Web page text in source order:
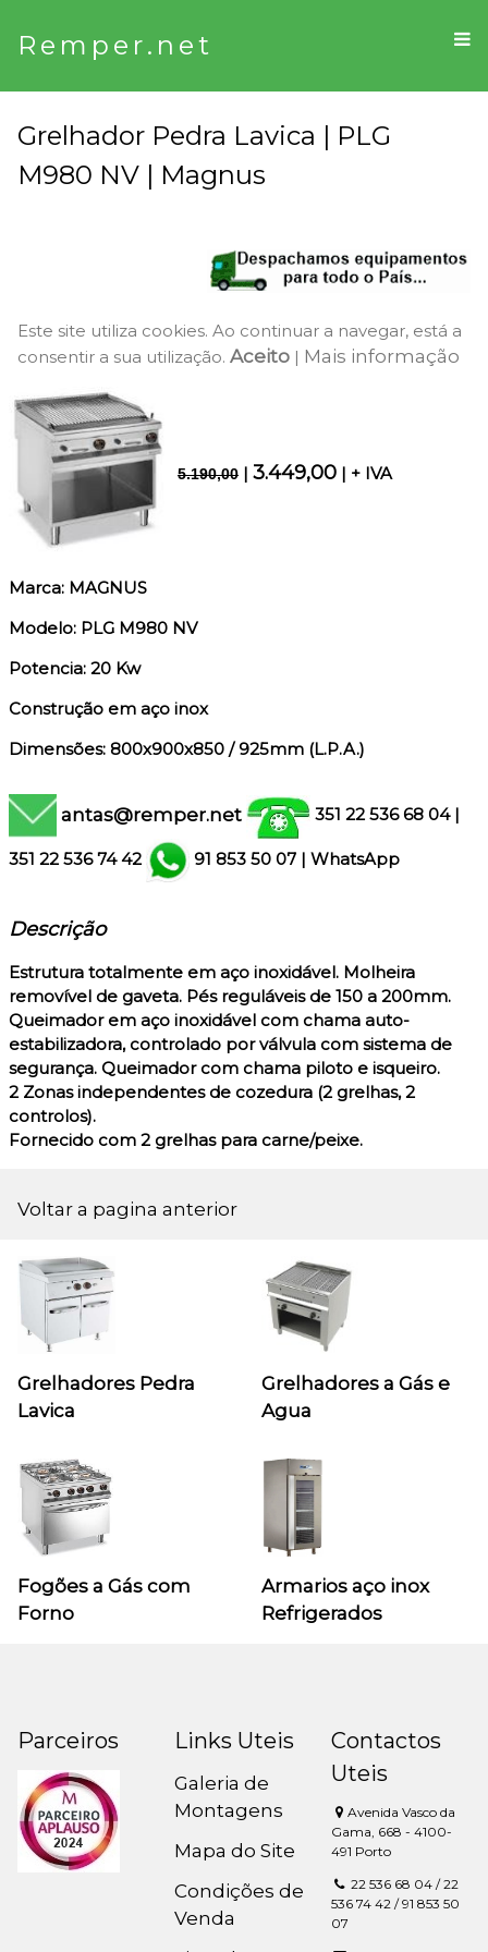
Remper.net
Grelhador Pedra Lavica | PLG
M980 NV | Magnus
Este site utiliza cookies. Ao continuar a navegar, está a
consentir a sua utilização. Aceito | Mais informação
5.190,00 | 3.449,00 | + IVA
Marca: MAGNUS
Modelo: PLG M980 NV
Potencia: 20 Kw
Construção em aço inox
Dimensões: 800x900x850 / 925mm (L.P.A.)
antas@remper.net 351 22 536 68 04 |
351 22 536 74 42 91 853 50 07 | WhatsApp
Descrição
Estrutura totalmente em aço inoxidável. Molheira
removível de gaveta. Pés reguláveis de 150 a 200mm.
Queimador em aço inoxidável com chama auto-
estabilizadora, controlado por válvula com sistema de
segurança. Queimador com chama piloto e isqueiro.
2 Zonas independentes de cozedura (2 grelhas, 2
controlos).
Fornecido com 2 grelhas para carne/peixe.
Voltar a pagina anterior
Grelhadores Pedra
Lavica
Grelhadores a Gás e
Agua
Fogões a Gás com
Forno
Armarios aço inox
Refrigerados
Parceiros Links Uteis
Galeria de
Montagens
Mapa do Site
Condições de
Venda
Contactos
Uteis
Avenida Vasco da
Gama, 668 - 4100-
491 Porto
22 536 68 04 / 22
536 74 42 / 91 853 50
07